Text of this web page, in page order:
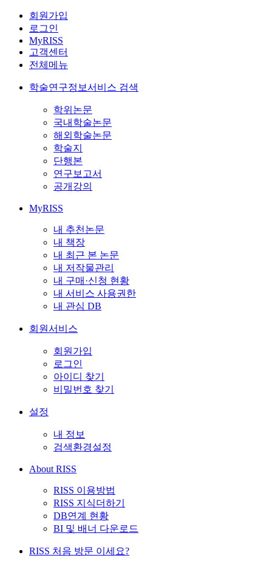
회원가입
로그인
MyRISS
고객센터
전체메뉴
학술연구정보서비스 검색
학위논문
국내학술논문
해외학술논문
학술지
단행본
연구보고서
공개강의
MyRISS
내 추천논문
내 책장
내 최근 본 논문
내 저작물관리
내 구매·신청 현황
내 서비스 사용권한
내 관심 DB
회원서비스
회원가입
로그인
아이디 찾기
비밀번호 찾기
설정
내 정보
검색환경설정
About RISS
RISS 이용방법
RISS 지식더하기
DB연계 현황
BI 및 배너 다운로드
RISS 처음 방문 이세요?